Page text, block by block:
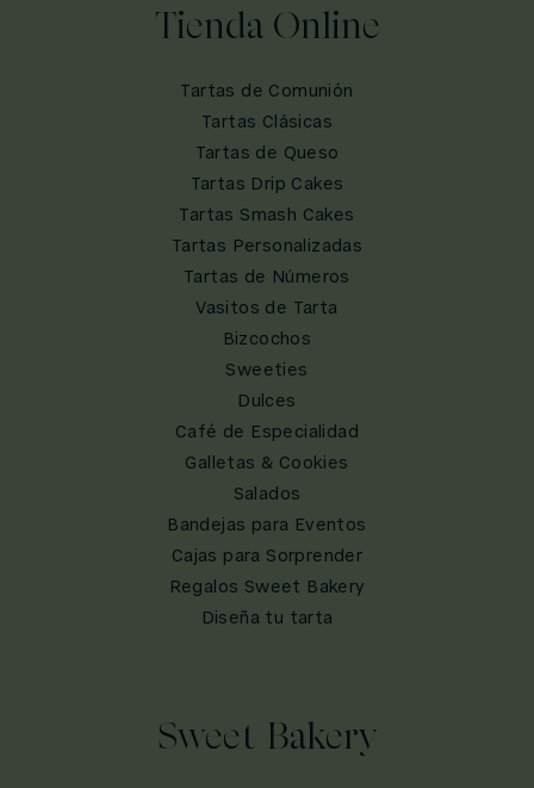
Tienda Online
Tartas de Comunión
Tartas Clásicas
Tartas de Queso
Tartas Drip Cakes
Tartas Smash Cakes
Tartas Personalizadas
Tartas de Números
Vasitos de Tarta
Bizcochos
Sweeties
Dulces
Café de Especialidad
Galletas & Cookies
Salados
Bandejas para Eventos
Cajas para Sorprender
Regalos Sweet Bakery
Diseña tu tarta
Sweet Bakery